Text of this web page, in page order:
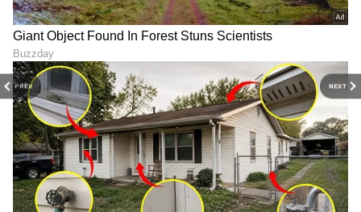
PREV NEXT
ನಿಮ್ಮದಾಗಿಸಿಕೊಳ್ಳಲು ಬುಕ್ ಮಾಡಬಹುದು. ಕೇವಲ
ಹನ್ನೊಂದು ಸಾವಿರ ರೂಪಾಯಿಗಳನ್ನು ನೀಡಿ ನೀವು
ಹೊಚ್ಚಹೊಸ ಟಿಯಾಗೊ ಇವಿಯನ್ನು ಖರೀದಿಸಲು ಮುಂಗಡ
ಕಾಯ್ದಿರಿಸಬಹುದಾಗಿದೆ.